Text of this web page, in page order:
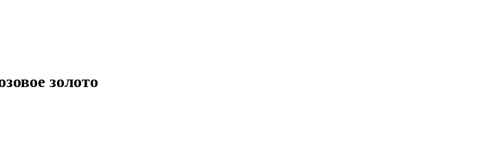
золото